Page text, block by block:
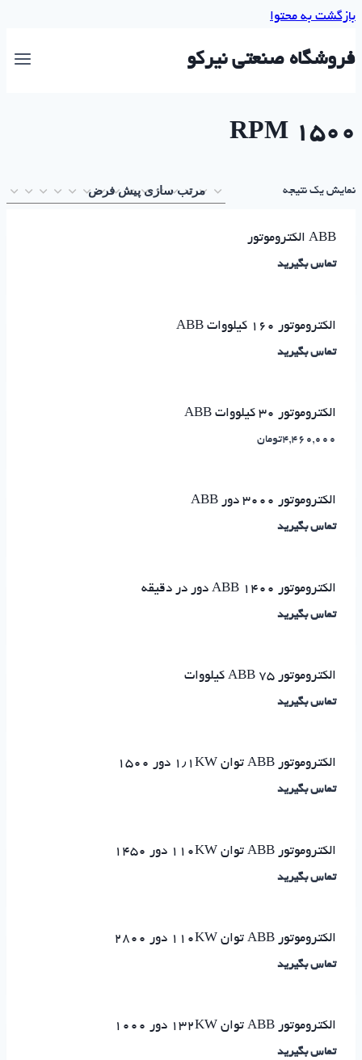
بازگشت به محتوا
فروشگاه صنعتی نیرکو
1500 RPM
نمایش یک نتیجه
ABB الکتروموتور
تماس بگیرید
الکتروموتور ۱۶۰ کیلووات ABB
تماس بگیرید
الکتروموتور ۳۰ کیلووات ABB
4,460,000تومان
الکتروموتور ۳۰۰۰ دور ABB
تماس بگیرید
الکتروموتور ABB 1400 دور در دقیقه
تماس بگیرید
الکتروموتور ABB 75 کیلووات
تماس بگیرید
الکتروموتور ABB توان ۱٫۱KW دور ۱۵۰۰
تماس بگیرید
الکتروموتور ABB توان ۱۱۰KW دور ۱۴۵۰
تماس بگیرید
الکتروموتور ABB توان ۱۱۰KW دور ۲۸۰۰
تماس بگیرید
الکتروموتور ABB توان ۱۳۲KW دور ۱۰۰۰
تماس بگیرید